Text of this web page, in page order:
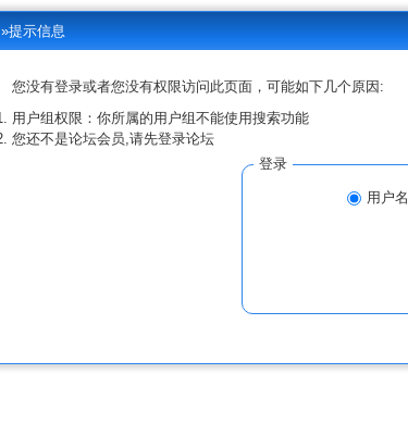
»提示信息
您没有登录或者您没有权限访问此页面，可能如下几个原因:
用户组权限：你所属的用户组不能使用搜索功能
您还不是论坛会员,请先登录论坛
登录
用户名